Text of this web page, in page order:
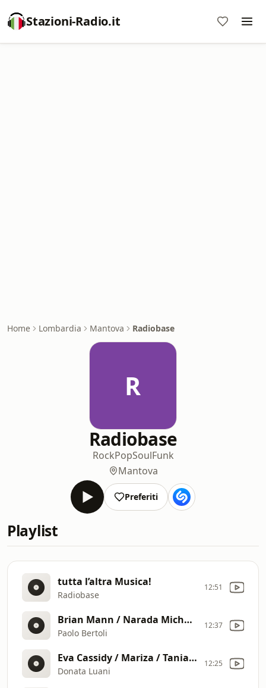
Stazioni-Radio.it
Home Lombardia Mantova Radiobase
R
Radiobase
RockPopSoulFunk
Mantova
Preferiti
Playlist
tutta l’altra Musica!
Radiobase
12:51
Brian Mann / Narada Michael Walden / The Beatles
Paolo Bertoli
12:37
Eva Cassidy / Mariza / Tania Maria
Donata Luani
12:25